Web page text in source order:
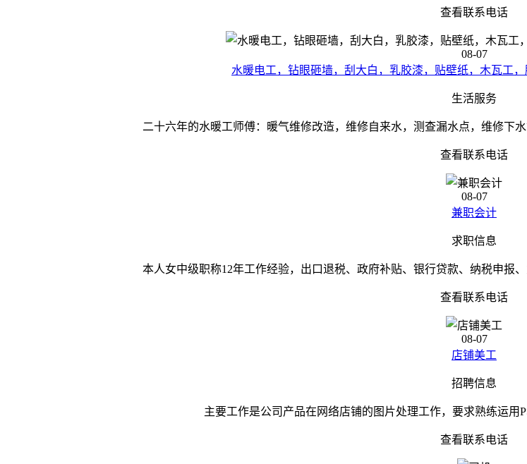
查看联系电话
08-07
水暖电工，钻眼砸墙，刮大白，乳胶漆，贴壁纸，木瓦工
生活服务
二十六年的水暖工师傅：暖气维修改造，维修自来水，测查漏水点，维修下
查看联系电话
08-07
兼职会计
求职信息
本人女中级职称12年工作经验，出口退税、政府补贴、银行贷款、纳税申报
查看联系电话
08-07
店铺美工
招聘信息
主要工作是公司产品在网络店铺的图片处理工作，要求熟练运用
查看联系电话